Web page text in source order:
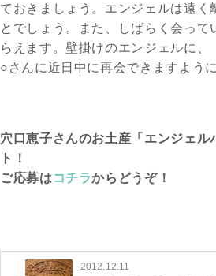
ておきましょう。エンジェルは遠
とでしょう。また、しばらく会っ
らえます。壁掛けのエンジェルに
○さんに近日中に再会できますよう
穴口恵子さんのお土産「エンジェ
ト！
ご応募は コチラからどうぞ！
2012.12.11